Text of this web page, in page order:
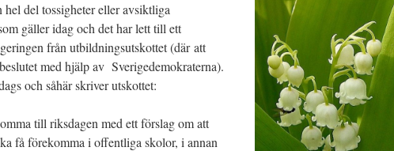
del tossigheter eller avsiktliga
gäller idag och det har lett till ett
från utbildningsutskottet (där att
med hjälp av Sverigedemokraterna).
och såhär skriver utskottet:
till riksdagen med ett förslag om att
få förekomma i offentliga skolor, i annan